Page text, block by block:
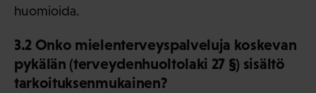
huomioida.
3.2 Onko mielenterveyspalveluja koskevan
pykälän (terveydenhuoltolaki 27 §) sisältö
tarkoituksenmukainen?